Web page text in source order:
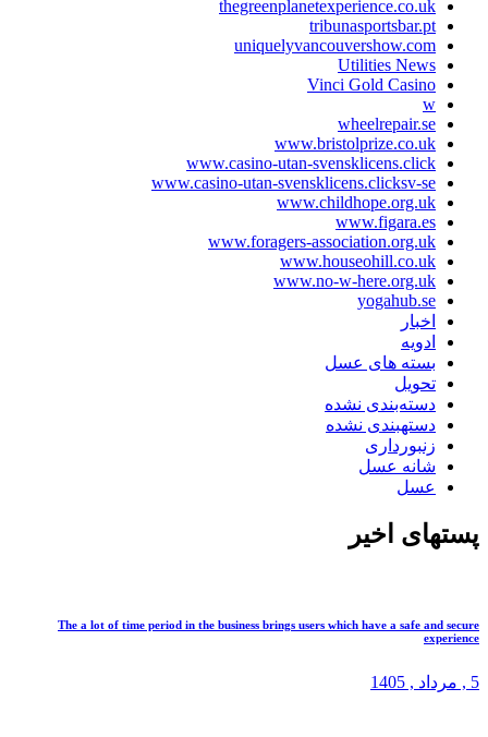
thegreenplanetexperience.co.uk
tribunasportsbar.pt
uniquelyvancouvershow.com
Utilities News
Vinci Gold Casino
w
wheelrepair.se
www.bristolprize.co.uk
www.casino-utan-svensklicens.click
www.casino-utan-svensklicens.clicksv-se
www.childhope.org.uk
www.figara.es
www.foragers-association.org.uk
www.houseohill.co.uk
www.no-w-here.org.uk
yogahub.se
اخبار
ادویه
بسته های عسل
تحویل
دسته‌بندی نشده
دستهبندی نشده
زنبورداری
شانه عسل
عسل
پستهای اخیر
The a lot of time period in the business brings users which have a safe and secure
experience
5 , مرداد , 1405